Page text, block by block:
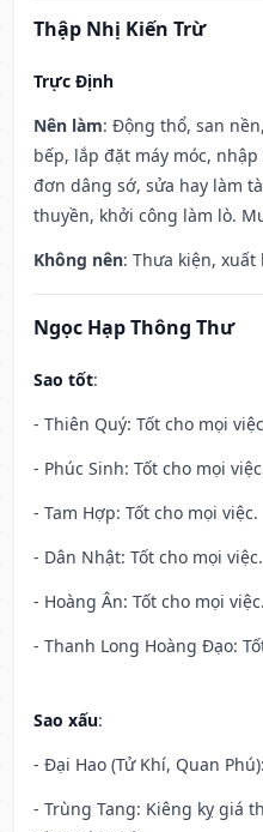
Thập Nhị Kiến Trừ
Trực Định
Nên làm: Động thổ, san
bếp, lắp đặt máy móc,
đơn dâng sớ, sửa hay làm
thuyền, khởi công làm lò.
Không nên: Thưa kiện, xuất
Ngọc Hạp Thông Thư
Sao tốt:
- Thiên Quý: Tốt cho mọi
- Phúc Sinh: Tốt cho mọi
- Tam Hợp: Tốt cho mọi việc.
- Dân Nhật: Tốt cho mọi việc.
- Hoàng Ân: Tốt cho mọi việc.
- Thanh Long Hoàng Đạo:
Sao xấu:
- Đại Hao (Tử Khí, Quan
- Trùng Tang: Kiêng kỵ giá